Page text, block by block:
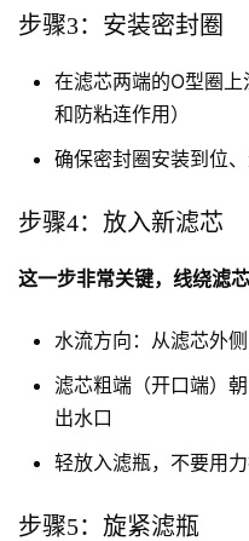
步骤3：安装密封圈
在滤芯两端的O型圈
和防粘连作用）
确保密封圈安装到位
步骤4：放入新滤芯
这一步非常关键，线绕滤芯
水流方向：从滤芯外
滤芯粗端（开口端）
出水口
轻放入滤瓶，不要用
步骤5：旋紧滤瓶